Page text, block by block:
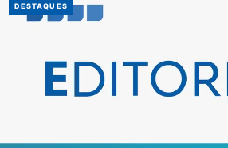
DESTAQUES